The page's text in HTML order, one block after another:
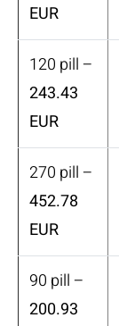
EUR
120 pill –
243.43
EUR
270 pill –
452.78
EUR
90 pill –
200.93